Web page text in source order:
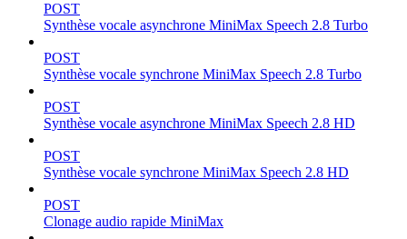
POST
Synthèse vocale asynchrone MiniMax Speech 2.8 Turbo
POST
Synthèse vocale synchrone MiniMax Speech 2.8 Turbo
POST
Synthèse vocale asynchrone MiniMax Speech 2.8 HD
POST
Synthèse vocale synchrone MiniMax Speech 2.8 HD
POST
Clonage audio rapide MiniMax